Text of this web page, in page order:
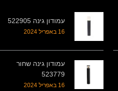
עמודון גינה 522905
16 באפריל 2024
עמודון גינה שחור
523779
16 באפריל 2024